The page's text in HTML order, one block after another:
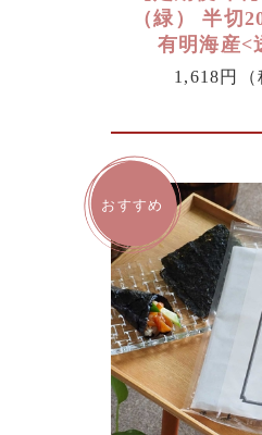
（緑） 半切
有明海産<
1,618円